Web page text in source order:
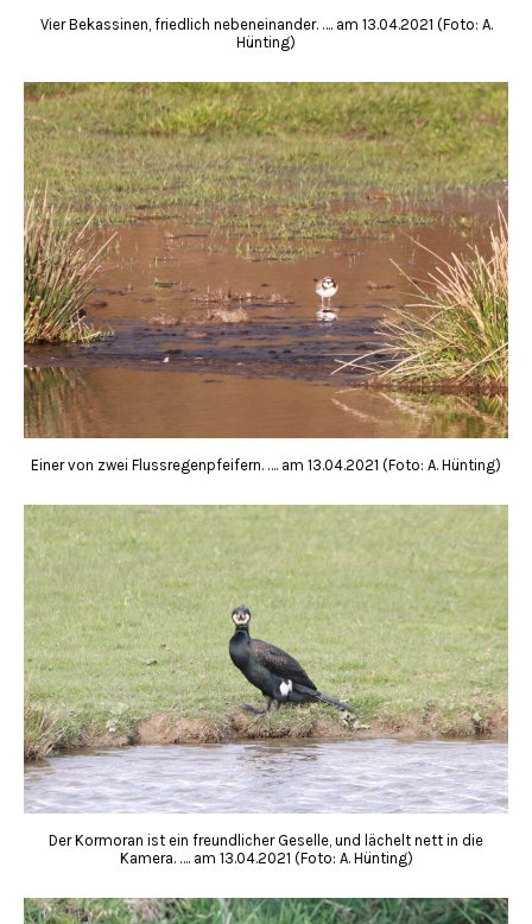
Vier Bekassinen, friedlich nebeneinander. …. am 13.04.2021 (Foto: A.
Hünting)
Einer von zwei Flussregenpfeifern. …. am 13.04.2021 (Foto: A. Hünting)
Der Kormoran ist ein freundlicher Geselle, und lächelt nett in die
Kamera. …. am 13.04.2021 (Foto: A. Hünting)